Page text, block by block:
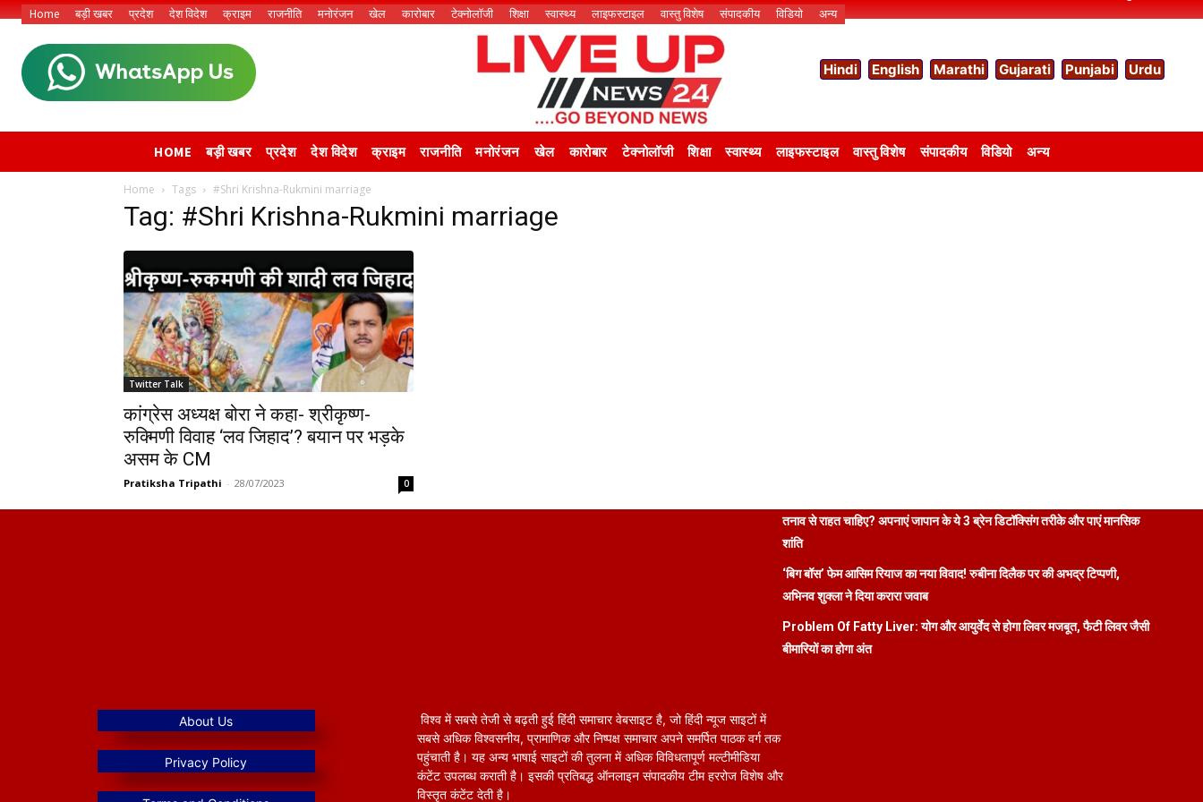
Home बड़ी खबर प्रदेश देश विदेश क्राइम राजनीति मनोरंजन खेल कारोबार टेक्नोलॉजी शिक्षा स्वास्थ्य लाइफस्टाइल वास्तु विशेष संपादकीय विडियो अन्य
Hindi English Marathi Gujarati Punjabi Urdu
HOME बड़ी खबर प्रदेश देश विदेश क्राइम राजनीति मनोरंजन खेल कारोबार टेक्नोलॉजी शिक्षा स्वास्थ्य लाइफस्टाइल वास्तु विशेष संपादकीय विडियो अन्य
Home Tags #Shri Krishna-Rukmini marriage
Tag: #Shri Krishna-Rukmini marriage
Twitter Talk
कांग्रेस अध्यक्ष बोरा ने कहा- श्रीकृष्ण-
रुक्मिणी विवाह ‘लव जिहाद’? बयान पर भड़के
असम के CM
Pratiksha Tripathi - 28/07/2023 0
तनाव से राहत चाहिए? अपनाएं जापान के ये 3 ब्रेन डिटॉक्सिंग तरीके और पाएं मानसिक
शांति
‘बिग बॉस’ फेम आसिम रियाज का नया विवाद! रुबीना दिलैक पर की अभद्र टिप्पणी,
अभिनव शुक्ला ने दिया करारा जवाब
Problem Of Fatty Liver: योग और आयुर्वेद से होगा लिवर मजबूत, फैटी लिवर जैसी
बीमारियों का होगा अंत
विश्व में सबसे तेजी से बढ़ती हुई हिंदी समाचार वेबसाइट है, जो हिंदी न्यूज साइटों में
सबसे अधिक विश्वसनीय, प्रामाणिक और निष्पक्ष समाचार अपने समर्पित पाठक वर्ग तक
पहुंचाती है। यह अन्य भाषाई साइटों की तुलना में अधिक विविधतापूर्ण मल्टीमीडिया
कंटेंट उपलब्ध कराती है। इसकी प्रतिबद्ध ऑनलाइन संपादकीय टीम हररोज विशेष और
विस्तृत कंटेंट देती है।